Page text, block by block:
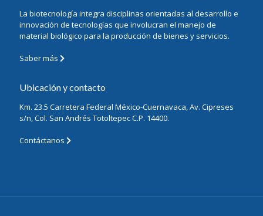
La biotecnología integra disciplinas orientadas al desarrollo e
innovación de tecnologías que involucran el manejo de
material biológico para la producción de bienes y servicios.
Saber más
Ubicación y contacto
Km. 23.5 Carretera Federal México-Cuernavaca, Av. Cipreses
s/n, Col. San Andrés Totoltepec C.P. 14400.
Contáctanos